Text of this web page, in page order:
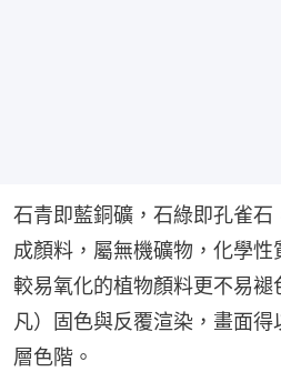
石青即藍銅礦，石綠即孔雀
成顏料，屬無機礦物，化學性
較易氧化的植物顏料更不易褪
凡）固色與反覆渲染，畫面得
層色階。